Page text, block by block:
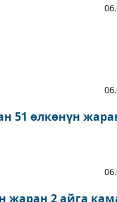
51 өлкөнүн
жаран 2 айга